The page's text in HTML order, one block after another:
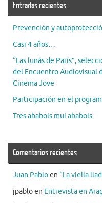
Entradas recientes
Prevención y
Casi 4 años…
“Las lunás de París”,
del Encuentro Audiovisual
Cinema Jove
Participación en el
Tres ababols mui ababols
Comentarios recientes
Juan Pabloen “La viella
jpabloen Entrevista en